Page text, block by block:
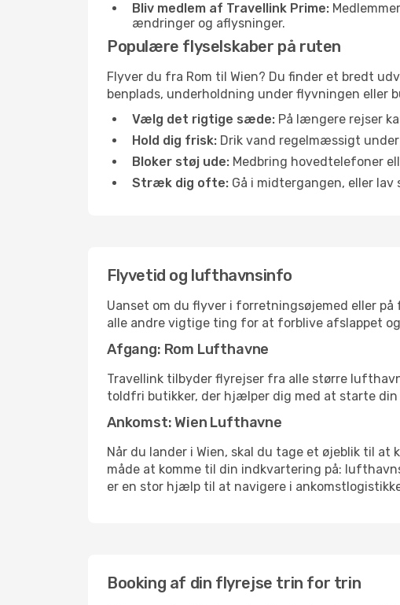
Bliv medlem af Travellink Prime:
ændringer og aflysninger.
Populære flyselskaber på ruten
Flyver du fra Rom til Wien? Du finder et bredt
benplads, underholdning under flyvningen eller
Vælg det rigtige sæde: På længere rejser
Hold dig frisk: Drik vand regelmæssigt
Bloker støj ude: Medbring hovedtelefoner
Stræk dig ofte: Gå i midtergangen, eller
Flyvetid og lufthavnsinfo
Uanset om du flyver i forretningsøjemed eller
alle andre vigtige ting for at forblive afslappet
Afgang: Rom Lufthavne
Travellink tilbyder flyrejser fra alle større
toldfri butikker, der hjælper dig med at starte din
Ankomst: Wien Lufthavne
Når du lander i Wien, skal du tage et øjeblik til
måde at komme til din indkvartering på:
er en stor hjælp til at navigere i
Booking af din flyrejse trin for trin